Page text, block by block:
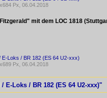
Px, 06.04.2018
mit dem LOC 1818
E-Loks / BR 182 (ES 64 U2-xxx)
Px, 06.04.2018
E-Loks / BR 182 (ES 64 U2-xxx)"